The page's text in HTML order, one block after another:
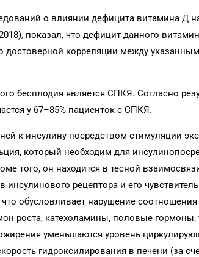
о влиянии дефицита витамина Д
показал, что дефицит данного
корреляции между
бесплодия является СПКЯ. Согласно
у 67–85% пациенток с СПКЯ.
к инсулину посредством стимуляции
который необходим для
того, он находится в тесной
инсулинового рецептора и его
обусловливает нарушение
роста, катехоламины, половые
уменьшаются уровень
гидроксилирования в печени (за